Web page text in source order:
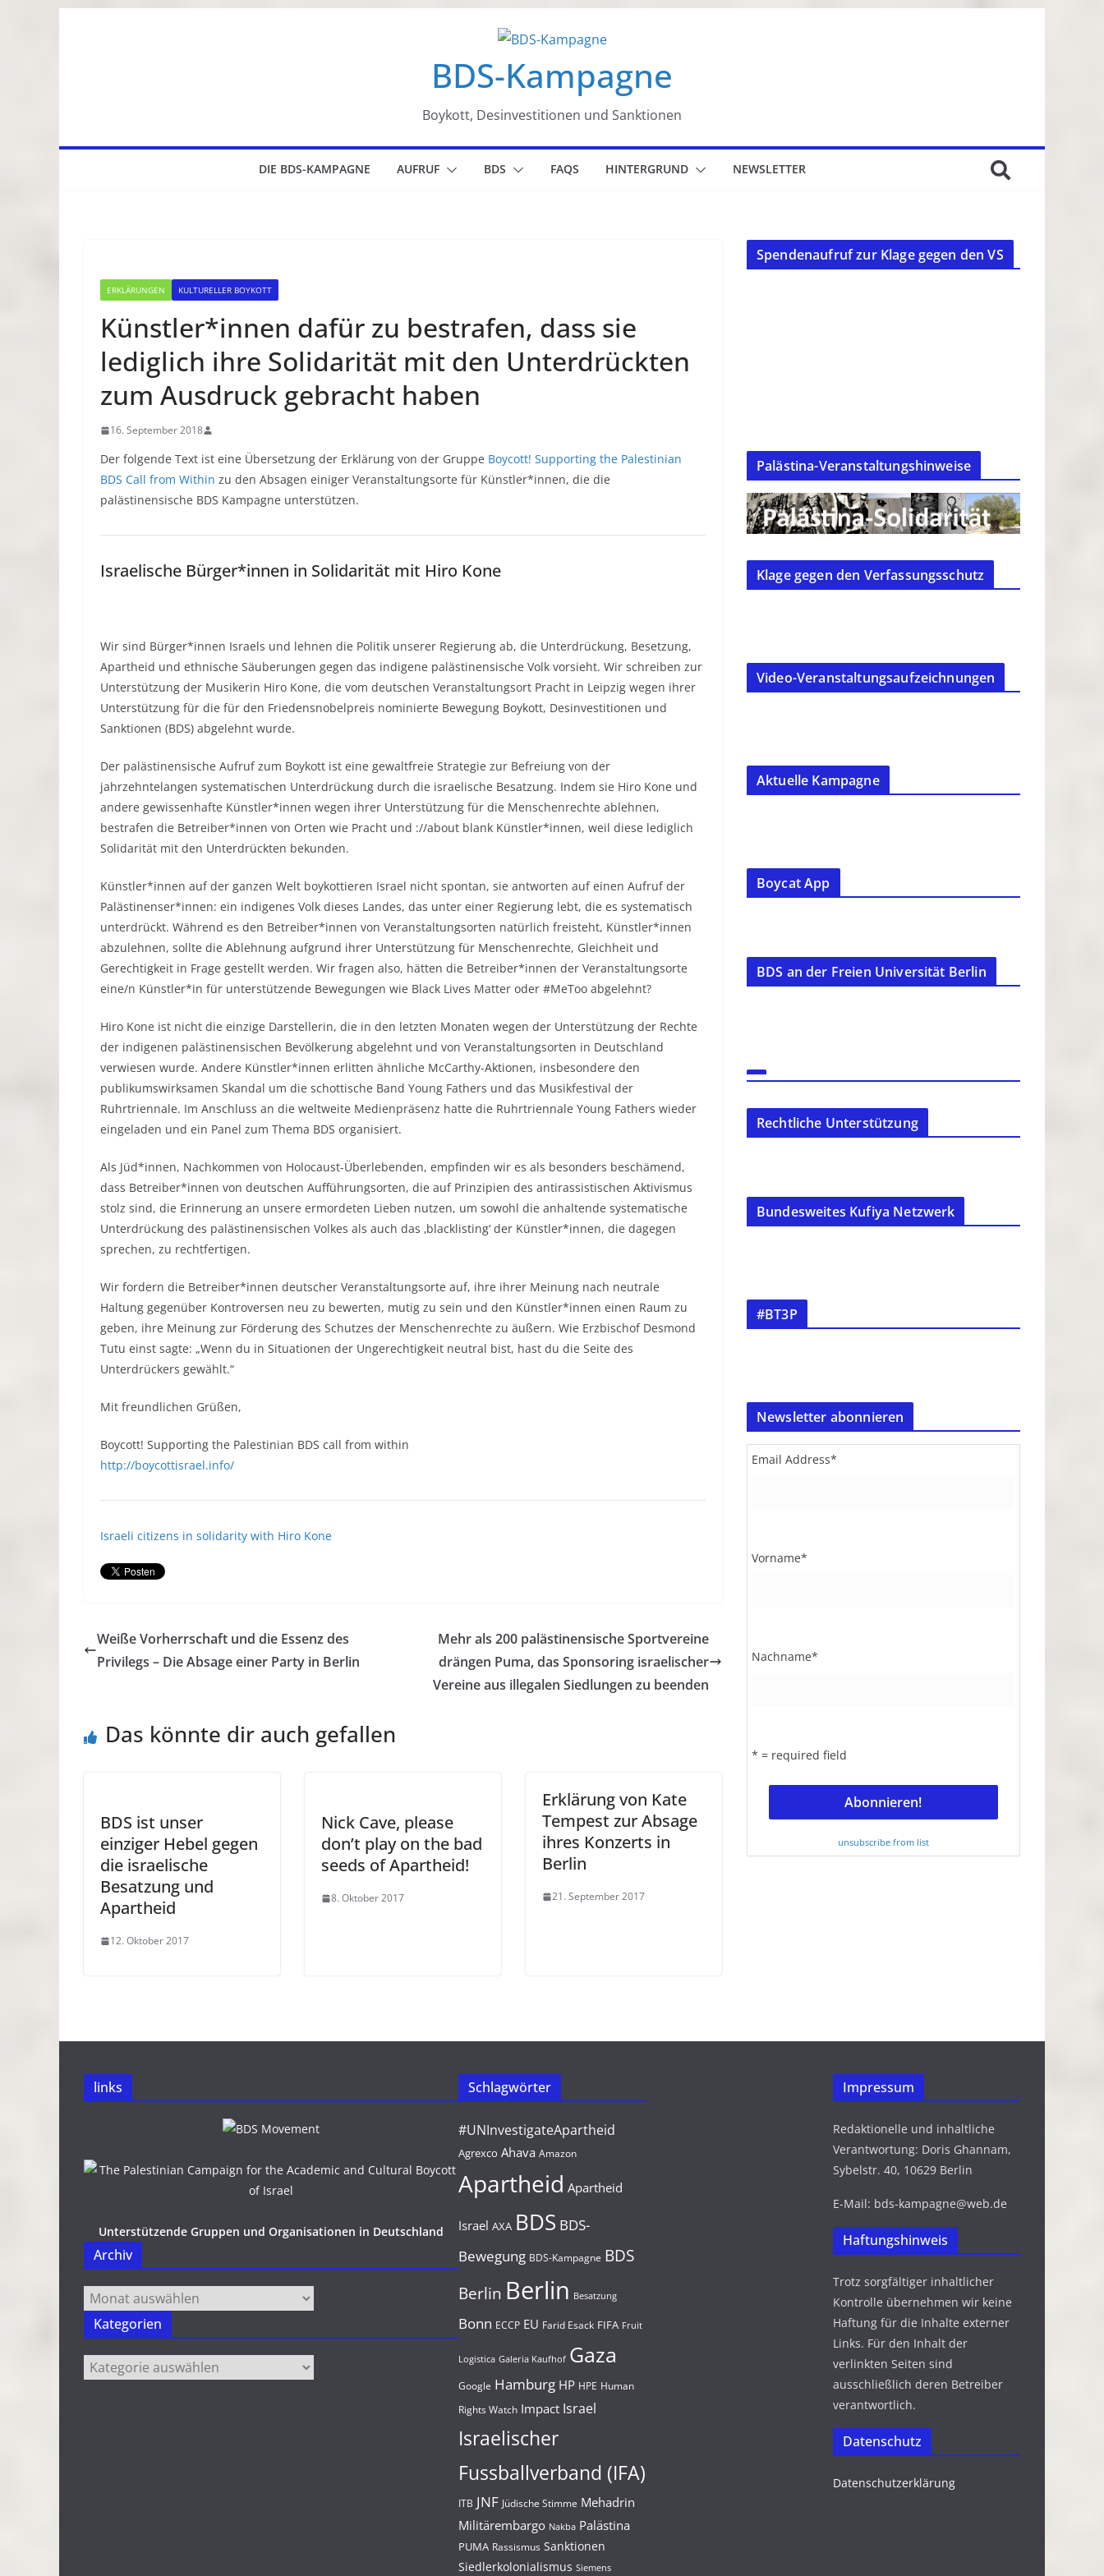
BDS-Kampagne
Boykott, Desinvestitionen und Sanktionen
DIE BDS-KAMPAGNE AUFRUF BDS FAQS HINTERGRUND NEWSLETTER
ERKLÄRUNGEN KULTURELLER BOYKOTT
Künstler*innen dafür zu bestrafen, dass sie
lediglich ihre Solidarität mit den Unterdrückten
zum Ausdruck gebracht haben
16. September 2018
Der folgende Text ist eine Übersetzung der Erklärung von der Gruppe Boycott! Supporting the Palestinian
BDS Call from Within zu den Absagen einiger Veranstaltungsorte für Künstler*innen, die die
palästinensische BDS Kampagne unterstützen.
Israelische Bürger*innen in Solidarität mit Hiro Kone
Wir sind Bürger*innen Israels und lehnen die Politik unserer Regierung ab, die Unterdrückung, Besetzung,
Apartheid und ethnische Säuberungen gegen das indigene palästinensische Volk vorsieht. Wir schreiben zur
Unterstützung der Musikerin Hiro Kone, die vom deutschen Veranstaltungsort Pracht in Leipzig wegen ihrer
Unterstützung für die für den Friedensnobelpreis nominierte Bewegung Boykott, Desinvestitionen und
Sanktionen (BDS) abgelehnt wurde.
Der palästinensische Aufruf zum Boykott ist eine gewaltfreie Strategie zur Befreiung von der
jahrzehntelangen systematischen Unterdrückung durch die israelische Besatzung. Indem sie Hiro Kone und
andere gewissenhafte Künstler*innen wegen ihrer Unterstützung für die Menschenrechte ablehnen,
bestrafen die Betreiber*innen von Orten wie Pracht und ://about blank Künstler*innen, weil diese lediglich
Solidarität mit den Unterdrückten bekunden.
Künstler*innen auf der ganzen Welt boykottieren Israel nicht spontan, sie antworten auf einen Aufruf der
Palästinenser*innen: ein indigenes Volk dieses Landes, das unter einer Regierung lebt, die es systematisch
unterdrückt. Während es den Betreiber*innen von Veranstaltungsorten natürlich freisteht, Künstler*innen
abzulehnen, sollte die Ablehnung aufgrund ihrer Unterstützung für Menschenrechte, Gleichheit und
Gerechtigkeit in Frage gestellt werden. Wir fragen also, hätten die Betreiber*innen der Veranstaltungsorte
eine/n Künstler*in für unterstützende Bewegungen wie Black Lives Matter oder #MeToo abgelehnt?
Hiro Kone ist nicht die einzige Darstellerin, die in den letzten Monaten wegen der Unterstützung der Rechte
der indigenen palästinensischen Bevölkerung abgelehnt und von Veranstaltungsorten in Deutschland
verwiesen wurde. Andere Künstler*innen erlitten ähnliche McCarthy-Aktionen, insbesondere den
publikumswirksamen Skandal um die schottische Band Young Fathers und das Musikfestival der
Ruhrtriennale. Im Anschluss an die weltweite Medienpräsenz hatte die Ruhrtriennale Young Fathers wieder
eingeladen und ein Panel zum Thema BDS organisiert.
Als Jüd*innen, Nachkommen von Holocaust-Überlebenden, empfinden wir es als besonders beschämend,
dass Betreiber*innen von deutschen Aufführungsorten, die auf Prinzipien des antirassistischen Aktivismus
stolz sind, die Erinnerung an unsere ermordeten Lieben nutzen, um sowohl die anhaltende systematische
Unterdrückung des palästinensischen Volkes als auch das ‚blacklisting‘ der Künstler*innen, die dagegen
sprechen, zu rechtfertigen.
Wir fordern die Betreiber*innen deutscher Veranstaltungsorte auf, ihre ihrer Meinung nach neutrale
Haltung gegenüber Kontroversen neu zu bewerten, mutig zu sein und den Künstler*innen einen Raum zu
geben, ihre Meinung zur Förderung des Schutzes der Menschenrechte zu äußern. Wie Erzbischof Desmond
Tutu einst sagte: „Wenn du in Situationen der Ungerechtigkeit neutral bist, hast du die Seite des
Unterdrückers gewählt.“
Mit freundlichen Grüßen,
Boycott! Supporting the Palestinian BDS call from within
http://boycottisrael.info/
Israeli citizens in solidarity with Hiro Kone
Weiße Vorherrschaft und die Essenz des
Privilegs – Die Absage einer Party in Berlin
Mehr als 200 palästinensische Sportvereine
drängen Puma, das Sponsoring israelischer
Vereine aus illegalen Siedlungen zu beenden
Das könnte dir auch gefallen
BDS ist unser
einziger Hebel gegen
die israelische
Besatzung und
Apartheid
12. Oktober 2017
Nick Cave, please
don’t play on the bad
seeds of Apartheid!
8. Oktober 2017
Erklärung von Kate
Tempest zur Absage
ihres Konzerts in
Berlin
21. September 2017
Spendenaufruf zur Klage gegen den VS
Palästina-Veranstaltungshinweise
Klage gegen den Verfassungsschutz
Video-Veranstaltungsaufzeichnungen
Aktuelle Kampagne
Boycat App
BDS an der Freien Universität Berlin
Rechtliche Unterstützung
Bundesweites Kufiya Netzwerk
#BT3P
Newsletter abonnieren
Email Address*
Vorname*
Nachname*
* = required field
unsubscribe from list
links
Unterstützende Gruppen und Organisationen in Deutschland
Archiv
Archiv
Kategorien
Kategorien
Schlagwörter
#UNInvestigateApartheid
Agrexco Ahava Amazon
Apartheid Apartheid
Israel AXA BDS BDS-
Bewegung BDS-Kampagne BDS
Berlin Berlin Besatzung
Bonn ECCP EU Farid Esack FIFA Fruit
Logistica Galeria Kaufhof Gaza
Google Hamburg HP HPE Human
Rights Watch Impact Israel
Israelischer
Fussballverband (IFA)
ITB JNF Jüdische Stimme Mehadrin
Militärembargo Nakba Palästina
PUMA Rassismus Sanktionen
Siedlerkolonialismus Siemens
Impressum
Redaktionelle und inhaltliche
Verantwortung: Doris Ghannam,
Sybelstr. 40, 10629 Berlin
E-Mail: bds-kampagne@web.de
Haftungshinweis
Trotz sorgfältiger inhaltlicher
Kontrolle übernehmen wir keine
Haftung für die Inhalte externer
Links. Für den Inhalt der
verlinkten Seiten sind
ausschließlich deren Betreiber
verantwortlich.
Datenschutz
Datenschutzerklärung